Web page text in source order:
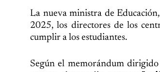
La nueva ministra de
2025, los directores de los
cumplir a los estudiantes.
Según el memorándum dirigido